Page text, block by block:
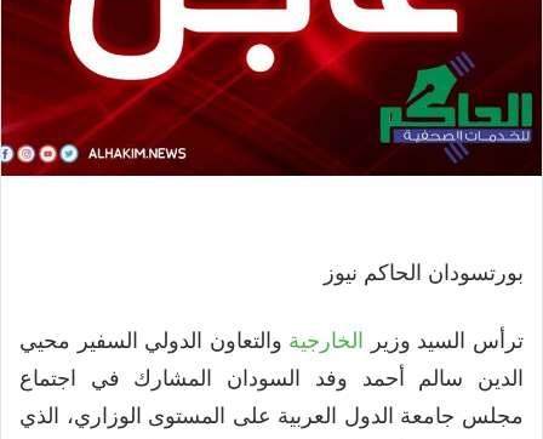
بورتسودان الحاكم نيوز
ترأس السيد وزير الخارجية والتعاون الدولي السفير محيي
الدين سالم أحمد وفد السودان المشارك في اجتماع
مجلس جامعة الدول العربية على المستوى الوزاري، الذي